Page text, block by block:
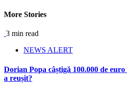
More Stories
3 min read
NEWS ALERT
Dorian Popa câștigă 100.000 de
a reușit?